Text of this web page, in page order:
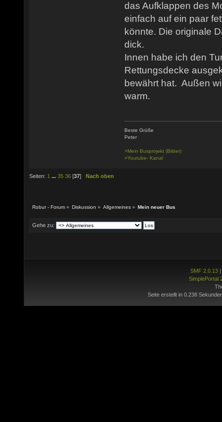
das Aufklappen des
einfach auf ein paar
könnte. Die originale
dick.
Innen habe ich den
Rettungsdecke
bewährt hat. Außen
warm.
Beste Grüße
Peter
>Mein Busprojekt (Bilder)
>Youtube- Kanal
Seiten: 1 ... 35 36 [37] Nach oben
Robur - Forum » Diskussion » Allgemeines » Mein neuer Bus
Gehe zu:
SMF 2.0.13|
SimplePortal
Seite erstellt in 0.238